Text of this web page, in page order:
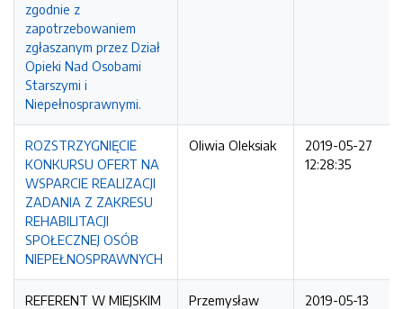
zgodnie z
zapotrzebowaniem
zgłaszanym przez Dział
Opieki Nad Osobami
Starszymi i
Niepełnosprawnymi.
ROZSTRZYGNIĘCIE
KONKURSU OFERT NA
WSPARCIE REALIZACJI
ZADANIA Z ZAKRESU
REHABILITACJI
SPOŁECZNEJ OSÓB
NIEPEŁNOSPRAWNYCH
Oliwia Oleksiak
2019-05-27
12:28:35
REFERENT W MIEJSKIM
Przemysław
2019-05-13